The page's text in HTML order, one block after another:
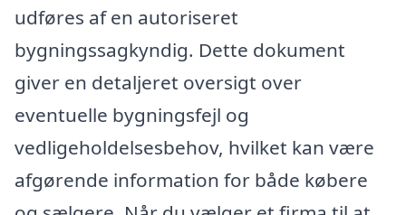
udføres af en autoriseret
bygningssagkyndig. Dette dokument
giver en detaljeret oversigt over
eventuelle bygningsfejl og
vedligeholdelsesbehov, hvilket kan være
afgørende information for både købere